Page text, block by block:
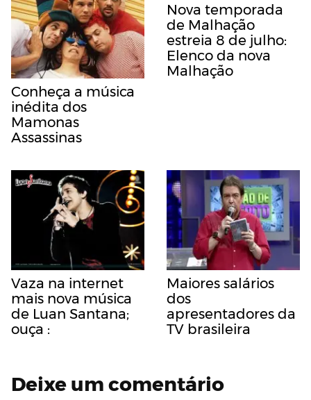
Conheça a música
inédita dos
Mamonas
Assassinas
Nova temporada
de Malhação
estreia 8 de julho:
Elenco da nova
Malhação
Vaza na internet
mais nova música
de Luan Santana;
ouça :
Maiores salários
dos
apresentadores da
TV brasileira
Deixe um comentário